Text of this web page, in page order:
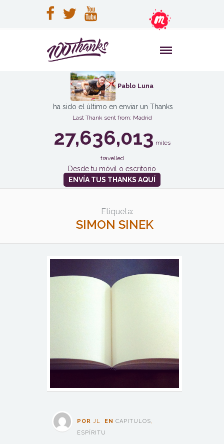
Pablo Luna
ha sido el último en enviar un Thanks
Last Thank sent from: Madrid
27,636,013 miles
travelled
Desde tu móvil o escritorio
ENVÍA TUS THANKS AQUÍ
Etiqueta:
SIMON SINEK
POR JL EN CAPITULOS,
ESPÍRITU